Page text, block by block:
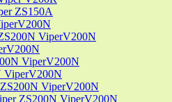
ZS150A
ViperV200N
ViperV200N
ViperV200N
ViperV200N
ZS200N ViperV200N